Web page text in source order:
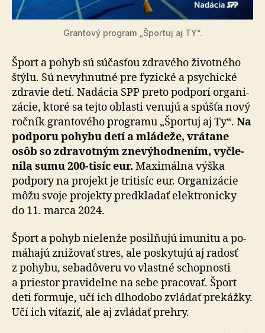
Grantový program „Športuj aj TY“.
Šport a pohyb sú súčasťou zdravého životného
štýlu. Sú ne­vyhnutné pre fy­zické a psy­chické
zdravie detí. Nadácia SPP preto pod­porí orga­ni­
zá­cie, ktoré sa tejto oblasti venujú a spúšťa nový
ročník gran­to­vého programu „Športuj aj Ty“. Na
pod­poru pohybu detí a mlá­deže, vrátane
osôb so zdra­vot­ným zne­výhod­ne­ním, vyčle­
nila sumu 200-tisíc eur. Maxi­málna výška
podpory na pro­jekt je tri­tisíc eur. Orga­ni­zá­cie
môžu svoje projekty pred­kla­dať elektronicky
do 11. marca 2024.
Šport a pohyb nielenže posilňujú imunitu a po­
má­hajú zni­žo­vať stres, ale posky­tujú aj radosť
z pohybu, seba­dô­veru vo vlastné schopnosti
a priestor pra­vi­delne na sebe pra­co­vať. Šport
deti for­muje, učí ich dlho­dobo zvládať prekážky.
Učí ich víťaziť, ale aj zvládať prehry.